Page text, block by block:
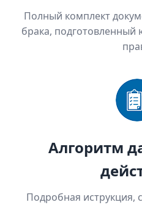
Полный комплект
брака,
Алгоритм
Подробная иструкция,